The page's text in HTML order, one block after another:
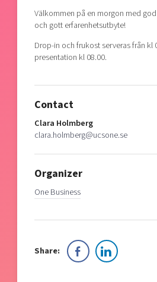
Välkommen på en morgon med
och gott erfarenhetsutbyte!
Drop-in och frukost serveras från kl
presentation kl 08.00.
Contact
Clara Holmberg
clara.holmberg@ucsone.se
Organizer
One Business
Share: